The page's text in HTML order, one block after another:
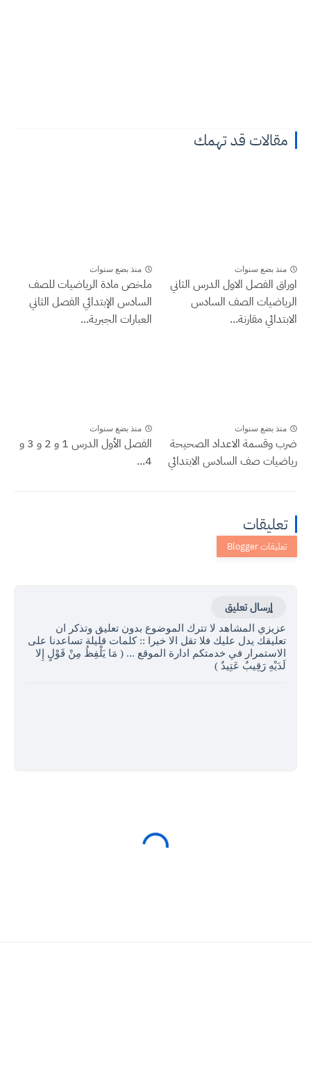
مقالات قد تهمك
منذ بضع سنوات
اوراق الفصل الاول الدرس الثاني
الرياضيات الصف السادس
الابتدائي مقارنة...
منذ بضع سنوات
ملخص مادة الرياضيات للصف
السادس الإبتدائي الفصل الثاني
العبارات الجبرية...
منذ بضع سنوات
ضرب وقسمة الاعداد الصحيحة
رياضيات صف السادس الابتدائي
منذ بضع سنوات
الفصل الأول الدرس 1 و 2 و 3 و
4...
تعليقات
إرسال تعليق
عزيزي المشاهد لا تترك الموضوع بدون تعليق وتذكر ان
تعليقك يدل عليك فلا تقل الا خيرا :: كلمات قليلة تساعدنا على
الاستمرار في خدمتكم ادارة الموقع ... ( مَا يَلْفِظُ مِنْ قَوْلٍ إِلا
لَدَيْهِ رَقِيبٌ عَتِيدٌ )